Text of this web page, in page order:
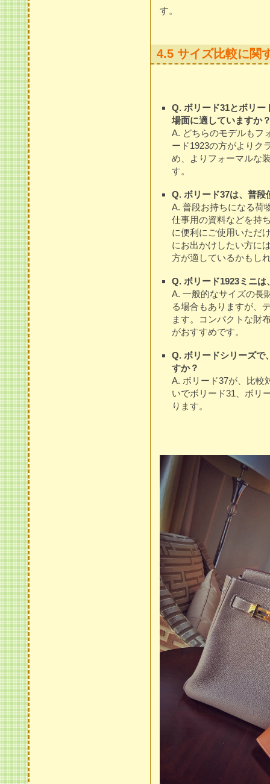
す。
4.5 サイズ比較に関
Q. ボリード31とボリー
場面に適していますか
A. どちらのモデルもフ
ード1923の方がよりク
め、よりフォーマルな
す。
Q. ボリード37は、普段
A. 普段お持ちになる荷
仕事用の資料などを持
に便利にご使用いただ
にお出かけしたい方に
方が適しているかもし
Q. ボリード1923ミニ
A. 一般的なサイズの長
る場合もありますが、
ます。コンパクトな財
がおすすめです。
Q. ボリードシリーズで
すか？
A. ボリード37が、比較
いでボリード31、ボリ
ります。